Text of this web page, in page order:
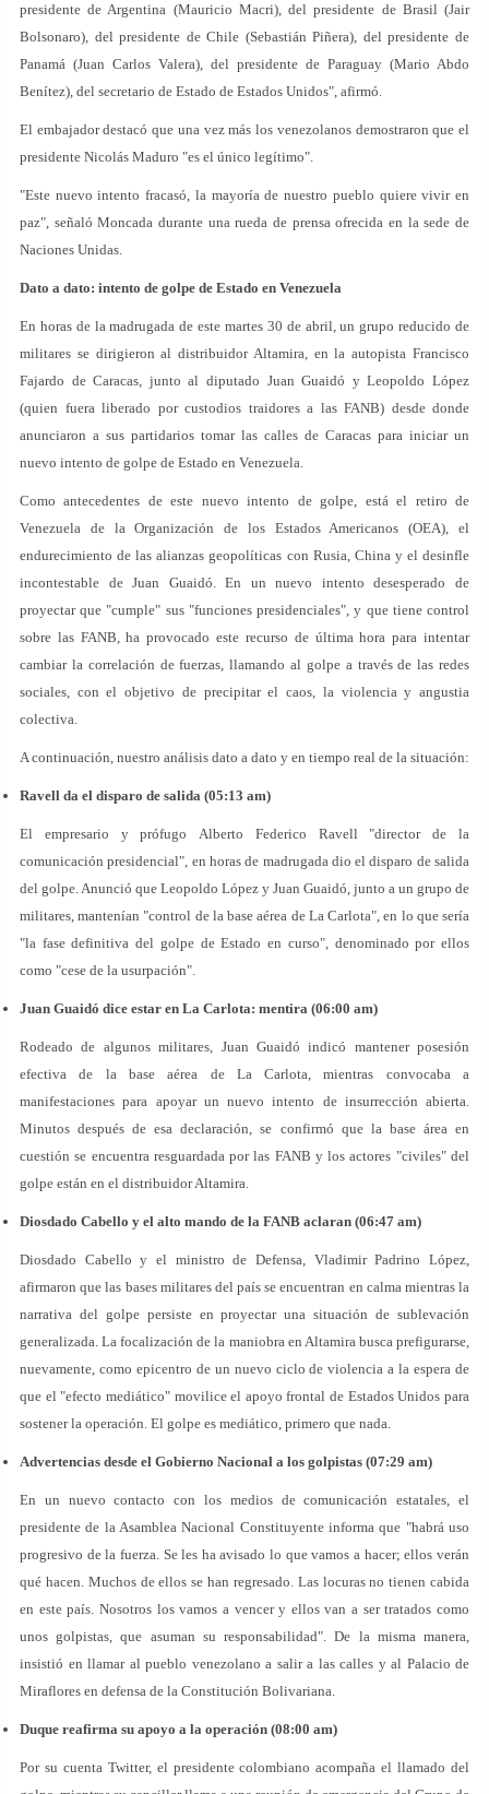
presidente de Argentina (Mauricio Macri), del presidente de Brasil (Jair
Bolsonaro), del presidente de Chile (Sebastián Piñera), del presidente de
Panamá (Juan Carlos Valera), del presidente de Paraguay (Mario Abdo
Benítez), del secretario de Estado de Estados Unidos", afirmó.
El embajador destacó que una vez más los venezolanos demostraron que el
presidente Nicolás Maduro "es el único legítimo".
"Este nuevo intento fracasó, la mayoría de nuestro pueblo quiere vivir en
paz", señaló Moncada durante una rueda de prensa ofrecida en la sede de
Naciones Unidas.
Dato a dato: intento de golpe de Estado en Venezuela
En horas de la madrugada de este martes 30 de abril, un grupo reducido de
militares se dirigieron al distribuidor Altamira, en la autopista Francisco
Fajardo de Caracas, junto al diputado Juan Guaidó y Leopoldo López
(quien fuera liberado por custodios traidores a las FANB) desde donde
anunciaron a sus partidarios tomar las calles de Caracas para iniciar un
nuevo intento de golpe de Estado en Venezuela.
Como antecedentes de este nuevo intento de golpe, está el retiro de
Venezuela de la Organización de los Estados Americanos (OEA), el
endurecimiento de las alianzas geopolíticas con Rusia, China y el desinfle
incontestable de Juan Guaidó. En un nuevo intento desesperado de
proyectar que "cumple" sus "funciones presidenciales", y que tiene control
sobre las FANB, ha provocado este recurso de última hora para intentar
cambiar la correlación de fuerzas, llamando al golpe a través de las redes
sociales, con el objetivo de precipitar el caos, la violencia y angustia
colectiva.
A continuación, nuestro análisis dato a dato y en tiempo real de la situación:
Ravell da el disparo de salida (05:13 am)
El empresario y prófugo Alberto Federico Ravell "director de la
comunicación presidencial", en horas de madrugada dio el disparo de salida
del golpe. Anunció que Leopoldo López y Juan Guaidó, junto a un grupo de
militares, mantenían "control de la base aérea de La Carlota", en lo que sería
"la fase definitiva del golpe de Estado en curso", denominado por ellos
como "cese de la usurpación".
Juan Guaidó dice estar en La Carlota: mentira (06:00 am)
Rodeado de algunos militares, Juan Guaidó indicó mantener posesión
efectiva de la base aérea de La Carlota, mientras convocaba a
manifestaciones para apoyar un nuevo intento de insurrección abierta.
Minutos después de esa declaración, se confirmó que la base área en
cuestión se encuentra resguardada por las FANB y los actores "civiles" del
golpe están en el distribuidor Altamira.
Diosdado Cabello y el alto mando de la FANB aclaran (06:47 am)
Diosdado Cabello y el ministro de Defensa, Vladimir Padrino López,
afirmaron que las bases militares del país se encuentran en calma mientras la
narrativa del golpe persiste en proyectar una situación de sublevación
generalizada. La focalización de la maniobra en Altamira busca prefigurarse,
nuevamente, como epicentro de un nuevo ciclo de violencia a la espera de
que el "efecto mediático" movilice el apoyo frontal de Estados Unidos para
sostener la operación. El golpe es mediático, primero que nada.
Advertencias desde el Gobierno Nacional a los golpistas (07:29 am)
En un nuevo contacto con los medios de comunicación estatales, el
presidente de la Asamblea Nacional Constituyente informa que "habrá uso
progresivo de la fuerza. Se les ha avisado lo que vamos a hacer; ellos verán
qué hacen. Muchos de ellos se han regresado. Las locuras no tienen cabida
en este país. Nosotros los vamos a vencer y ellos van a ser tratados como
unos golpistas, que asuman su responsabilidad". De la misma manera,
insistió en llamar al pueblo venezolano a salir a las calles y al Palacio de
Miraflores en defensa de la Constitución Bolivariana.
Duque reafirma su apoyo a la operación (08:00 am)
Por su cuenta Twitter, el presidente colombiano acompaña el llamado del